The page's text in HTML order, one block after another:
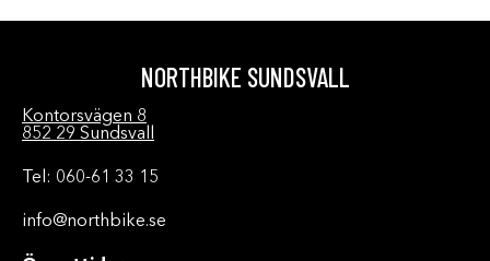
NORTHBIKE SUNDSVALL
Kontorsvägen 8
852 29 Sundsvall
Tel: 060-61 33 15
info@northbike.se